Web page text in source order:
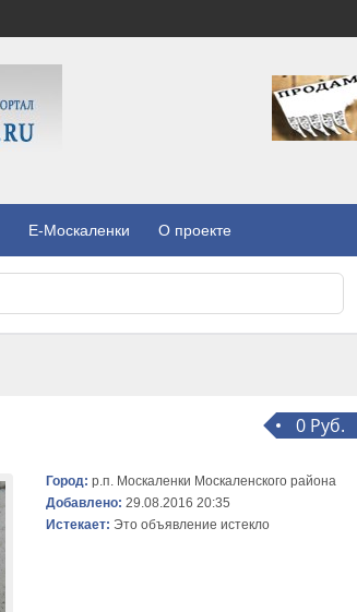
E-Москаленки О проекте
0 Руб.
Город: р.п. Москаленки Москаленского района
Добавлено: 29.08.2016 20:35
Истекает: Это объявление истекло